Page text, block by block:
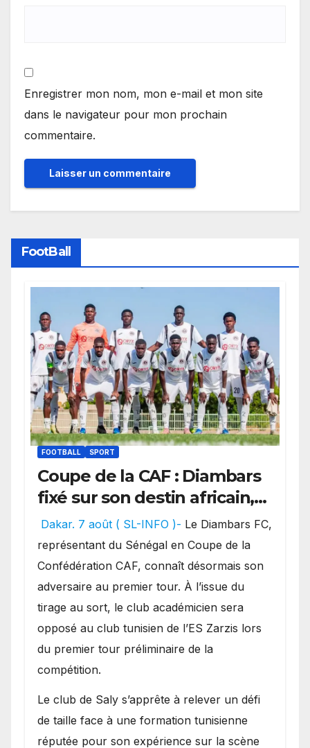
Enregistrer mon nom, mon e-mail et mon site
dans le navigateur pour mon prochain
commentaire.
FootBall
FOOTBALL SPORT
Coupe de la CAF : Diambars
fixé sur son destin africain,
l’ES Zarzis sera son premier
obstacle.
Dakar. 7 août ( SL-INFO )- Le Diambars FC,
représentant du Sénégal en Coupe de la
Confédération CAF, connaît désormais son
adversaire au premier tour. À l’issue du
tirage au sort, le club académicien sera
opposé au club tunisien de l’ES Zarzis lors
du premier tour préliminaire de la
compétition.
Le club de Saly s’apprête à relever un défi
de taille face à une formation tunisienne
réputée pour son expérience sur la scène